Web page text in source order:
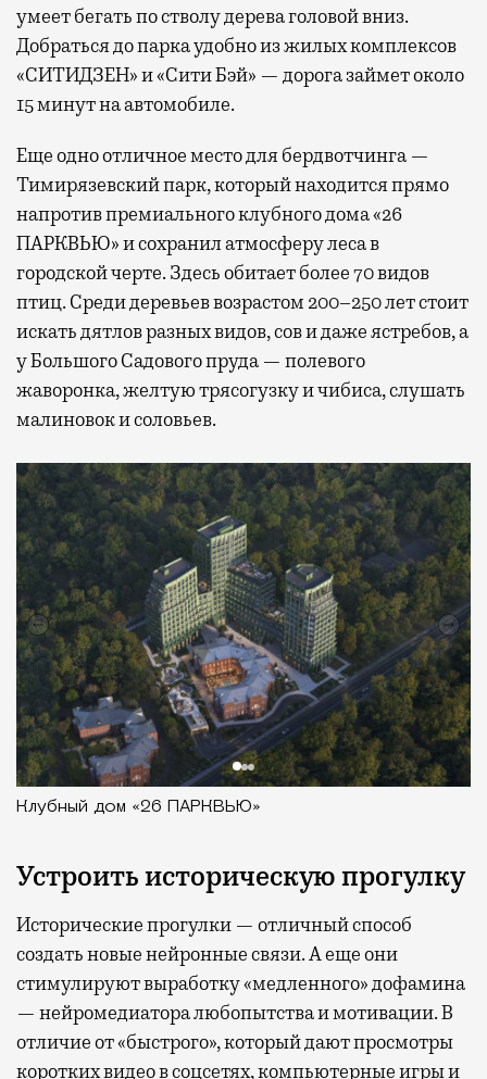
умеет бегать по стволу дерева головой вниз.
Добраться до парка удобно из жилых комплексов
«СИТИДЗЕН» и «Сити Бэй» — дорога займет около
15 минут на автомобиле.
Еще одно отличное место для бердвотчинга —
Тимирязевский парк, который находится прямо
напротив премиального клубного дома «26
ПАРКВЬЮ» и сохранил атмосферу леса в
городской черте. Здесь обитает более 70 видов
птиц. Среди деревьев возрастом 200–250 лет стоит
искать дятлов разных видов, сов и даже ястребов, а
у Большого Садового пруда — полевого
жаворонка, желтую трясогузку и чибиса, слушать
малиновок и соловьев.
Клубный дом «26 ПАРКВЬЮ»
Устроить историческую прогулку
Исторические прогулки — отличный способ
создать новые нейронные связи. А еще они
стимулируют выработку «медленного» дофамина
— нейромедиатора любопытства и мотивации. В
отличие от «быстрого», который дают просмотры
коротких видео в соцсетях, компьютерные игры и